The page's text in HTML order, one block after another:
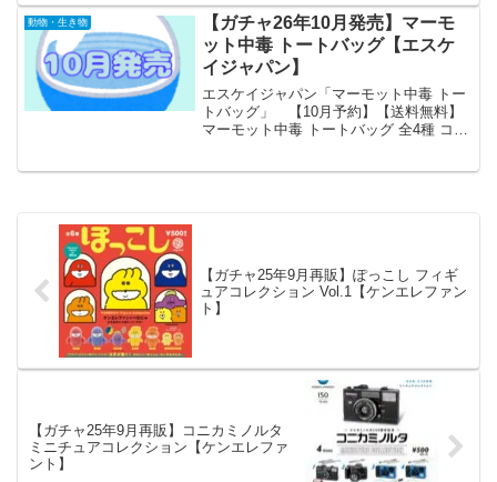
から発売されます。 豪華仕様の第...
動物・生き物
【ガチャ26年10月発売】マーモ
ット中毒 トートバッグ【エスケ
イジャパン】
エスケイジャパン「マーモット中毒 トー
トバッグ」 【10月予約】【送料無料】
マーモット中毒 トートバッグ 全4種 コン
【ガチャ25年9月再販】ぽっこし フィギ
ュアコレクション Vol.1【ケンエレファン
ト】
【ガチャ25年9月再販】コニカミノルタ
ミニチュアコレクション【ケンエレファ
ント】